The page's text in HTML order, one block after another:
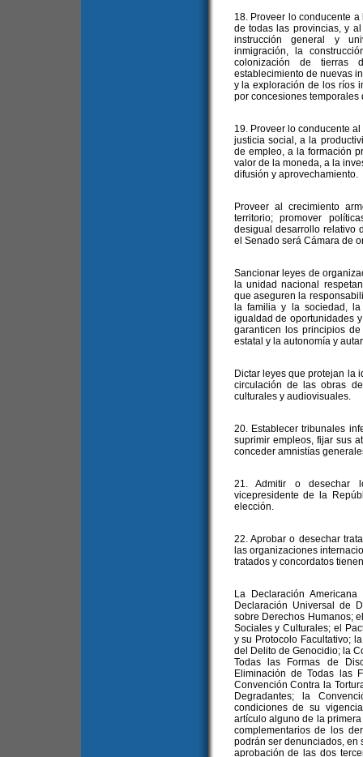
18. Proveer lo conducente
de todas las provincias, y
instrucción general y
inmigración, la
colonización de tierras
establecimiento de nuevas
y la exploración de los ríos
por concesiones
19. Proveer lo conducente
justicia social, a la
de empleo, a la formación
valor de la moneda, a la
difusión y aprovechamiento.
Proveer al crecimiento
territorio; promover
desigual desarrollo relativo
el Senado será Cámara de
Sancionar leyes de
la unidad nacional
que aseguren la
la familia y la sociedad,
igualdad de oportunidades
garanticen los principios
estatal y la autonomía y
Dictar leyes que protejan la
circulación de las obras
culturales y audiovisuales.
20. Establecer tribunales
suprimir empleos, fijar sus
conceder amnistías
21. Admitir o desechar
vicepresidente de la
elección.
22. Aprobar o desechar
las organizaciones
tratados y concordatos
La Declaración
Declaración Universal de
sobre Derechos Humanos;
Sociales y Culturales; el
y su Protocolo Facultativo;
del Delito de Genocidio; la
Todas las Formas de
Eliminación de Todas las
Convención Contra la
Degradantes; la
condiciones de su
artículo alguno de la
complementarios de los
podrán ser denunciados, en
aprobación de las dos